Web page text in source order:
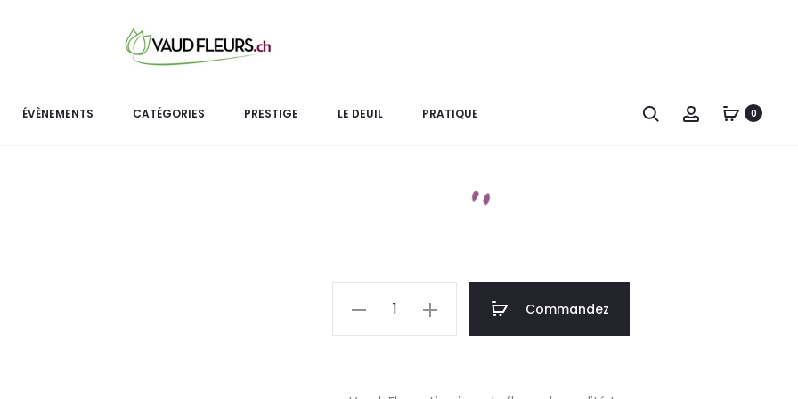
ÉVÈNEMENTS CATÉGORIES PRESTIGE LE DEUIL PRATIQUE RechercheAccount0
50 – 70 CHF
quantité
Commandez